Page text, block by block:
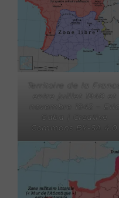
Territoire de la France
entre juillet 1940 et
novembre 1942 – Eric
Gaba | Creative
Commons BY-SA 4.0